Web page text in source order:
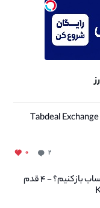
نقد و بررسی صرافی تبدیل – Tabdeal Exchange
۲ ۰
چگونه در صرافی کوکوین حساب باز کنیم؟ - ۴ قدم